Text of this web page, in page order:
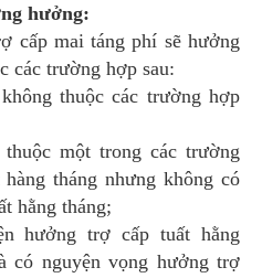
hưởng:
cấp mai táng phí sẽ hưởng
các trường hợp sau:
thuộc các trường hợp
một trong các trường
tháng nhưng không có
hằng tháng;
hưởng trợ cấp tuất hằng
có nguyện vọng hưởng trợ